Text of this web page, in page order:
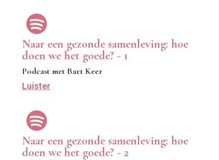

Naar een gezonde samenleving: hoe
doen we het goede? - 1
Podcast met Bart Keer
Luister

Naar een gezonde samenleving: hoe
doen we het goede? - 2